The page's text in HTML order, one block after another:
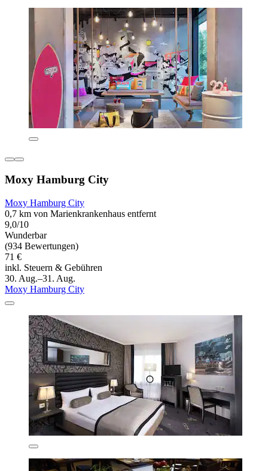
Moxy Hamburg City
Moxy Hamburg City
0,7 km von Marienkrankenhaus entfernt
9,0/10
Wunderbar
(934 Bewertungen)
71 €
inkl. Steuern & Gebühren
30. Aug.–31. Aug.
Moxy Hamburg City